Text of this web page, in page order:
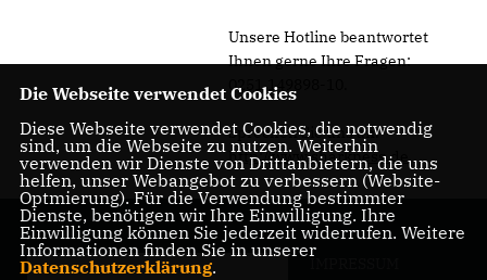
Unsere Hotline beantwortet
Ihnen gerne Ihre Fragen:
0251.149898-10.
Sprechen Sie uns an.
http://www.sharkness.de
Die Webseite verwendet Cookies
Diese Webseite verwendet Cookies, die notwendig
sind, um die Webseite zu nutzen. Weiterhin
verwenden wir Dienste von Drittanbietern, die uns
helfen, unser Webangebot zu verbessern (Website-
Optmierung). Für die Verwendung bestimmter
Dienste, benötigen wir Ihre Einwilligung. Ihre
Einwilligung können Sie jederzeit widerrufen. Weitere
Informationen finden Sie in unserer
Datenschutzerklärung.